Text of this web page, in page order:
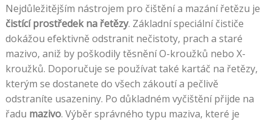
Nejdůležitějším nástrojem pro čištění a mazání řetězu je
čistící prostředek na řetězy. Základní speciální čističe
dokážou efektivně odstranit nečistoty, prach a staré
mazivo, aniž by poškodily těsnění O-kroužků nebo X-
kroužků. Doporučuje se používat také kartáč na řetězy,
kterým se dostanete do všech zákoutí a pečlivě
odstraníte usazeniny. Po důkladném vyčištění přijde na
řadu mazivo. Výběr správného typu maziva, které je